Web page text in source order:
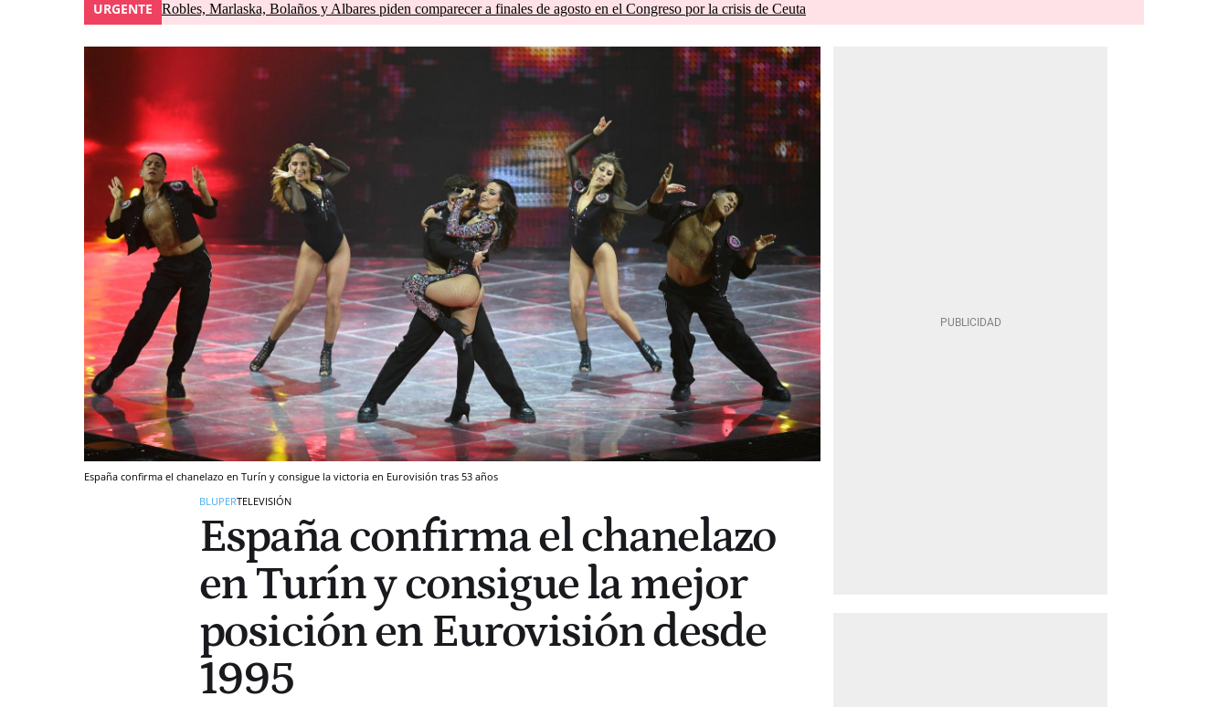
URGENTE Robles, Marlaska, Bolaños y Albares piden comparecer a finales de agosto en el Congreso por la crisis de Ceuta
España confirma el chanelazo en Turín y consigue la victoria en Eurovisión tras 53 años
BLUPERTELEVISIÓN
España confirma el chanelazo
en Turín y consigue la mejor
posición en Eurovisión desde
1995